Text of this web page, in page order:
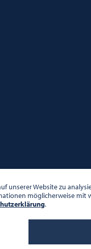
unserer Website zu
möglicherweise mit
.